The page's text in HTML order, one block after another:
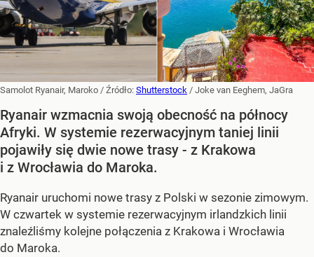
Samolot Ryanair, Maroko / Źródło: Shutterstock / Joke van Eeghem, JaGra
Ryanair wzmacnia swoją obecność na północy
Afryki. W systemie rezerwacyjnym taniej linii
pojawiły się dwie nowe trasy - z Krakowa
i z Wrocławia do Maroka.
Ryanair uruchomi nowe trasy z Polski w sezonie zimowym.
W czwartek w systemie rezerwacyjnym irlandzkich linii
znaleźliśmy kolejne połączenia z Krakowa i Wrocławia
do Maroka.